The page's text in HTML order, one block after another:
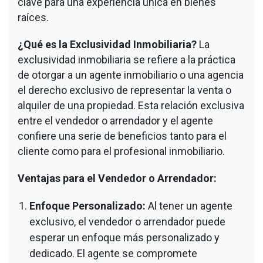
raíces.
¿Qué es la Exclusividad Inmobiliaria? La
exclusividad inmobiliaria se refiere a la práctica
de otorgar a un agente inmobiliario o una agencia
el derecho exclusivo de representar la venta o
alquiler de una propiedad. Esta relación exclusiva
entre el vendedor o arrendador y el agente
confiere una serie de beneficios tanto para el
cliente como para el profesional inmobiliario.
Ventajas para el Vendedor o Arrendador:
Enfoque Personalizado: Al tener un agente
exclusivo, el vendedor o arrendador puede
esperar un enfoque más personalizado y
dedicado. El agente se compromete